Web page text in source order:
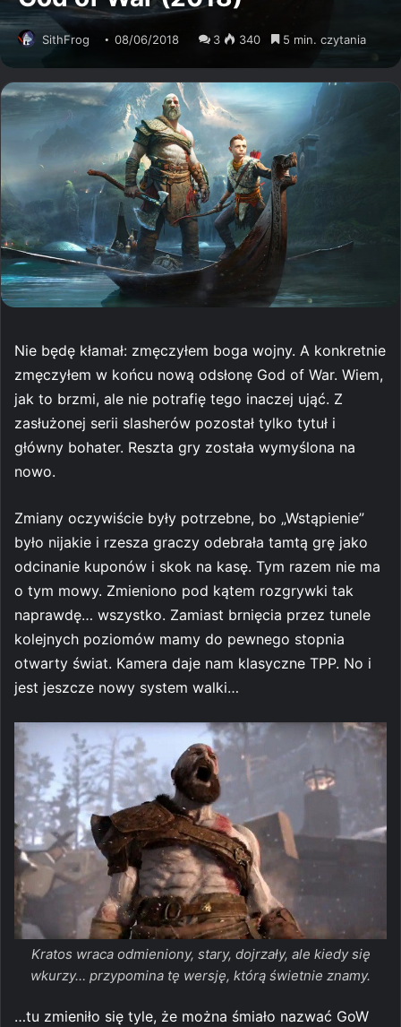
SithFrog 08/06/2018 3 340 5 min. czytania
Nie będę kłamał: zmęczyłem boga wojny. A konkretnie
zmęczyłem w końcu nową odsłonę God of War. Wiem,
jak to brzmi, ale nie potrafię tego inaczej ująć. Z
zasłużonej serii slasherów pozostał tylko tytuł i
główny bohater. Reszta gry została wymyślona na
nowo.
Zmiany oczywiście były potrzebne, bo „Wstąpienie”
było nijakie i rzesza graczy odebrała tamtą grę jako
odcinanie kuponów i skok na kasę. Tym razem nie ma
o tym mowy. Zmieniono pod kątem rozgrywki tak
naprawdę… wszystko. Zamiast brnięcia przez tunele
kolejnych poziomów mamy do pewnego stopnia
otwarty świat. Kamera daje nam klasyczne TPP. No i
jest jeszcze nowy system walki…
Kratos wraca odmieniony, stary, dojrzały, ale kiedy się
wkurzy… przypomina tę wersję, którą świetnie znamy.
…tu zmieniło się tyle, że można śmiało nazwać GoW